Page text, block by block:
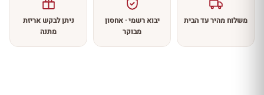
משלוח מהיר עד הבית
יבוא רשמי · אחסון
מבוקר
ניתן לבקש אריזת
מתנה